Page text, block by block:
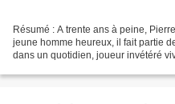
Résumé : A trente ans à peine,
jeune homme heureux, il fait partie
dans un quotidien, joueur invétéré